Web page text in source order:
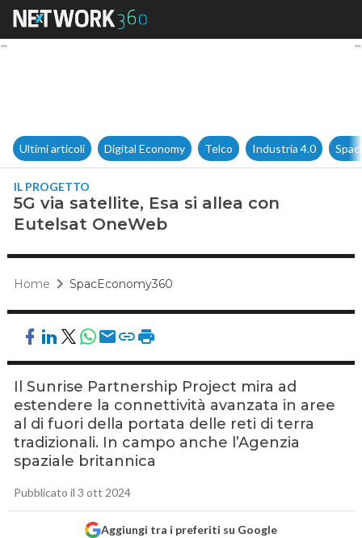
5G via satellite, Esa si allea
Ultimi articoli Digital Economy Telco Industria 4.0
IL PROGETTO
5G via satellite, Esa si allea con
Eutelsat OneWeb
Home SpacEconomy360
Il Sunrise Partnership Project mira ad
estendere la connettività avanzata in aree
al di fuori della portata delle reti di terra
tradizionali. In campo anche l’Agenzia
spaziale britannica
Pubblicato il 3 ott 2024
Aggiungi tra i preferiti su Google